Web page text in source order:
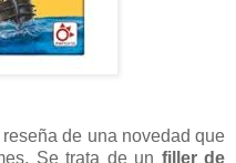
de una novedad que
Se trata de un filler de